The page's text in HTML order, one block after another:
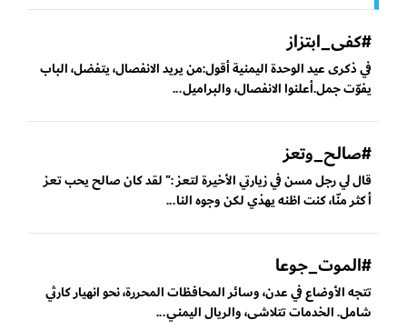
#كفى_ابتزاز
في ذكرى عيد الوحدة اليمنية أقول:من يريد الانفصال، يتفضل، الباب
يفوّت جمل.أعلنوا الانفصال، والبراميل...
#صالح_وتعز
قال لي رجل مسن في زيارتي الأخيرة لتعز :" لقد كان صالح يحب تعز
أكثر منّا، كنت اظنه يهذي لكن وجوه النا...
تتجه الأوضاع في عدن، وسائر المحافظات المحررة، نحو انهيار كارثي
شامل. الخدمات تتلاشى، والريال اليمني...